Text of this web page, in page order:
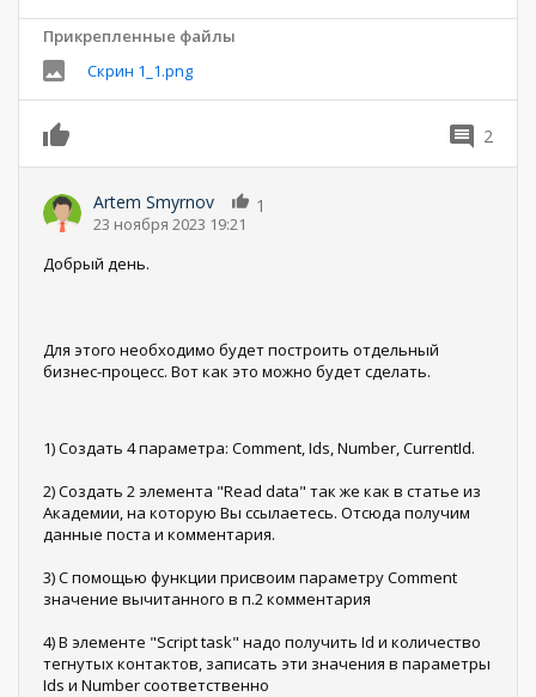
Прикрепленные файлы
Скрин 1_1.png
2
Artem Smyrnov
23 ноября 2023 19:21
1
Добрый день.
Для этого необходимо будет построить отдельный
бизнес-процесс. Вот как это можно будет сделать.
1) Создать 4 параметра: Сomment, Ids, Number, CurrentId.
2) Создать 2 элемента "Read data" так же как в статье из
Академии, на которую Вы ссылаетесь. Отсюда получим
данные поста и комментария.
3) С помощью функции присвоим параметру Comment
значение вычитанного в п.2 комментария
4) В элементе "Script task" надо получить Id и количество
тегнутых контактов, записать эти значения в параметры
Ids и Number соответственно